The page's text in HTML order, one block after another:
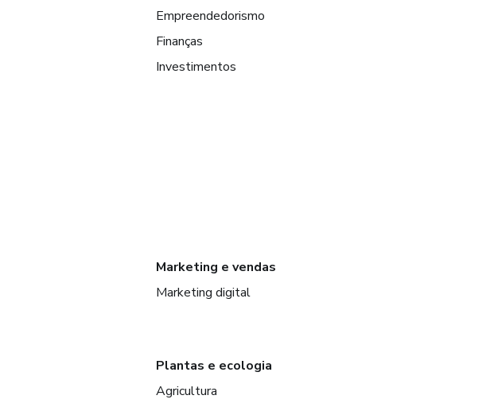
Empreendedorismo
Finanças
Investimentos
Marketing e vendas
Marketing digital
Plantas e ecologia
Agricultura